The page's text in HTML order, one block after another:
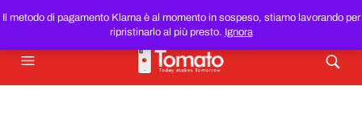
Il metodo di pagamento Klarna è al momento in sospeso, stiamo lavorando per
ripristinarlo al più presto. Ignora
SMARTPHONE E TABLET RICONDIZIONATIAL MIGLIOR
PREZZO DEL WEB!